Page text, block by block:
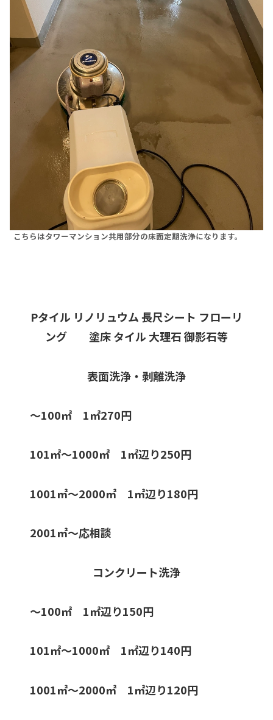
こちらはタワーマンション共用部分の床面定期洗浄になります。
Pタイル リノリュウム 長尺シート フローリ
ング 塗床 タイル 大理石 御影石等
表面洗浄・剥離洗浄
〜100㎡ 1㎡270円
101㎡〜1000㎡ 1㎡辺り250円
1001㎡〜2000㎡ 1㎡辺り180円
2001㎡〜応相談
コンクリート洗浄
〜100㎡ 1㎡辺り150円
101㎡〜1000㎡ 1㎡辺り140円
1001㎡〜2000㎡ 1㎡辺り120円